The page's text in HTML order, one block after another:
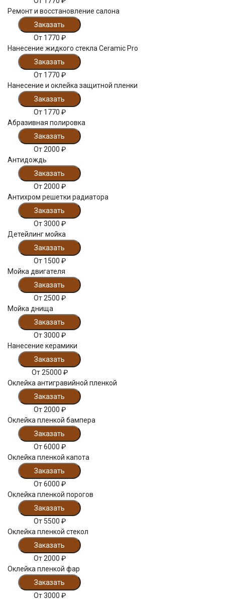
Ремонт и восстановление салона
Заказать
От 1770 ₽
Нанесение жидкого стекла Ceramic Pro
Заказать
От 1770 ₽
Нанесение и оклейка защитной пленки
Заказать
От 1770 ₽
Абразивная полировка
Заказать
От2000 ₽
Антидождь
Заказать
От2000 ₽
Антихром решетки радиатора
Заказать
От3000 ₽
Детейлинг мойка
Заказать
От 1500 ₽
Мойка двигателя
Заказать
От2500 ₽
Мойка днища
Заказать
От3000 ₽
Нанесение керамики
Заказать
От25000 ₽
Оклейка антигравийной пленкой
Заказать
От2000 ₽
Оклейка пленкой бампера
Заказать
От6000 ₽
Оклейка пленкой капота
Заказать
От6000 ₽
Оклейка пленкой порогов
Заказать
От 5500 ₽
Оклейка пленкой стекол
Заказать
От2000 ₽
Оклейка пленкой фар
Заказать
От3000 ₽